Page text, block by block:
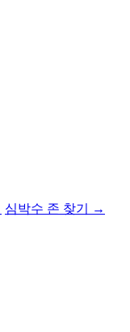
심박수 존 찾기 →